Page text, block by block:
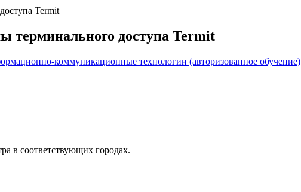
Termit
терминального доступа Termit
коммуникационные технологии (авторизованное обучение)
в соответствующих городах.